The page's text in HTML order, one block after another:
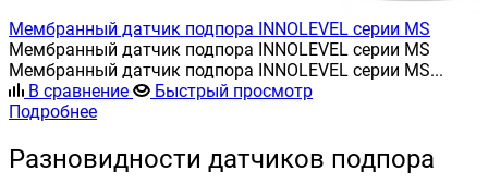
Мембранный датчик подпора INNOLEVEL серии MS
Мембранный датчик подпора INNOLEVEL серии MS
Мембранный датчик подпора INNOLEVEL серии MS...
В сравнение
Быстрый просмотр
Подробнее
Разновидности датчиков подпора